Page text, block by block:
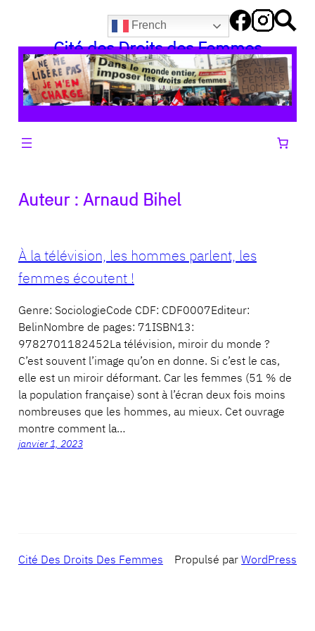
contenu
French
Cité des Droits des Femmes
Auteur : Arnaud Bihel
À la télévision, les hommes parlent, les
femmes écoutent !
Genre: SociologieCode CDF: CDF0007Editeur:
BelinNombre de pages: 71ISBN13:
9782701182452La télévision, miroir du monde ?
C’est souvent l’image qu’on en donne. Si c’est le cas,
elle est un miroir déformant. Car les femmes (51 % de
la population française) sont à l’écran deux fois moins
nombreuses que les hommes, au mieux. Cet ouvrage
montre comment la…
janvier 1, 2023
Cité Des Droits Des Femmes Propulsé parWordPress